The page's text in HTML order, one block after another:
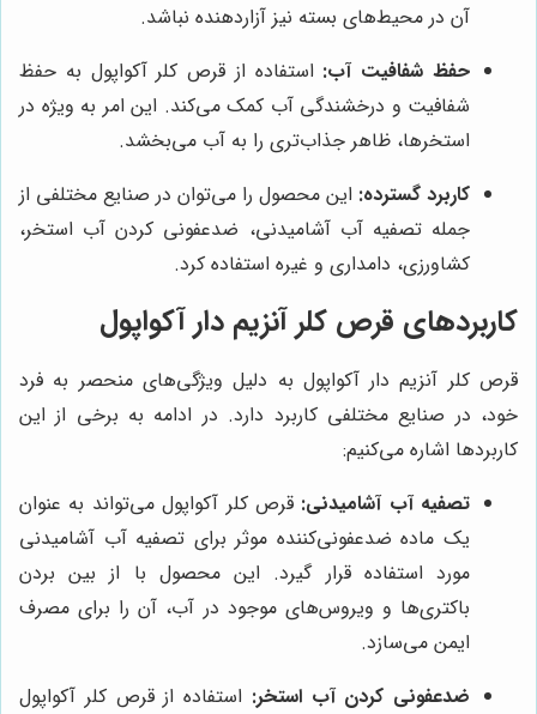
آن در محیط‌های بسته نیز آزاردهنده نباشد.
حفظ شفافیت آب: استفاده از قرص کلر آکواپول به حفظ
شفافیت و درخشندگی آب کمک می‌کند. این امر به ویژه در
استخرها، ظاهر جذاب‌تری را به آب می‌بخشد.
کاربرد گسترده: این محصول را می‌توان در صنایع مختلفی از
جمله تصفیه آب آشامیدنی، ضدعفونی کردن آب استخر،
کشاورزی، دامداری و غیره استفاده کرد.
کاربردهای قرص کلر آنزیم دار آکواپول
قرص کلر آنزیم دار آکواپول به دلیل ویژگی‌های منحصر به فرد
خود، در صنایع مختلفی کاربرد دارد. در ادامه به برخی از این
کاربردها اشاره می‌کنیم:
تصفیه آب آشامیدنی: قرص کلر آکواپول می‌تواند به عنوان
یک ماده ضدعفونی‌کننده موثر برای تصفیه آب آشامیدنی
مورد استفاده قرار گیرد. این محصول با از بین بردن
باکتری‌ها و ویروس‌های موجود در آب، آن را برای مصرف
ایمن می‌سازد.
ضدعفونی کردن آب استخر: استفاده از قرص کلر آکواپول